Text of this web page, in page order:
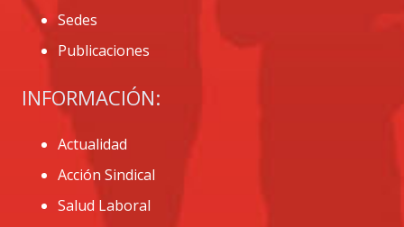
Sedes
Publicaciones
INFORMACIÓN:
Actualidad
Acción Sindical
Salud Laboral